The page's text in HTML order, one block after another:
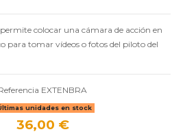
colocar una cámara de acción en
para tomar vídeos o fotos del piloto del
EXTENBRA
unidades en stock
36,00 €